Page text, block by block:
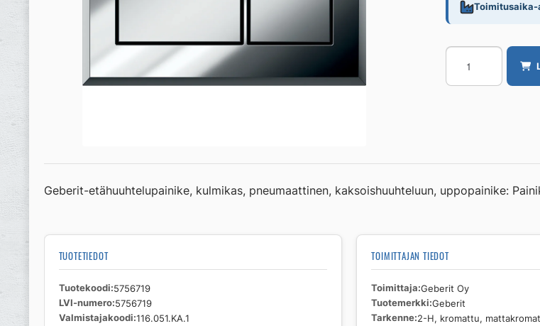
Huuhtelupainike,
pneumaattinen
Geberit
mattakromattu
Geberit-etähuuhtelupainike, kulmikas, pneumaattinen, kaksoishuuhteluun, uppopainike:
TUOTETIEDOT
Tuotekoodi 5756719
LVI-numero 5756719
Valmistajakoodi 116.051.KA.1
TOIMITTAJAN TIEDOT
Toimittaja Geberit Oy
Tuotemerkki Geberit
Tarkenne 2-H, kromattu,